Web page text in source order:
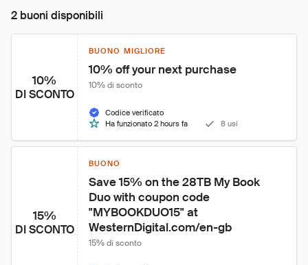
2 buoni disponibili
10%
DI SCONTO
BUONO MIGLIORE
10% off your next purchase
10% di sconto
Codice verificato
Ha funzionato 2 hours fa
8 usi
15%
DI SCONTO
BUONO
Save 15% on the 28TB My Book
Duo with coupon code
"MYBOOKDUO15" at
WesternDigital.com/en-gb
15% di sconto